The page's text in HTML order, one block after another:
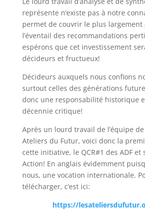
représente n’existe pas à notre
permet de couvrir le plus largement
l’éventail des recommandations
espérons que cet investissement
décideurs et fructueux!
Décideurs auxquels nous confions
surtout celles des générations
donc une responsabilité historique
décennie critique!
Après un lourd travail de l’équipe
Ateliers du Futur, voici donc la
cette initiative, le QCR#1 des ADF et
Action! En anglais évidemment
nous, une vocation internationale.
télécharger, c’est ici:
https://